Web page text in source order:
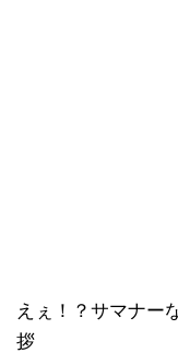
えぇ！？サマナー
拶